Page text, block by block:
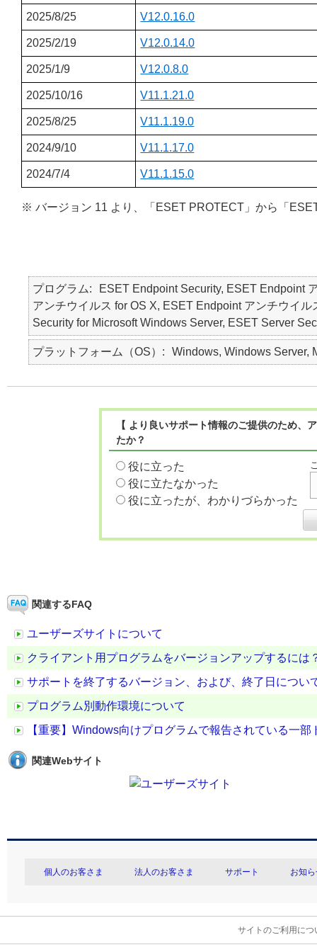
2025/8/25 V12.0.16.0
2025/2/19 V12.0.14.0
2025/1/9 V12.0.8.0
2025/10/16 V11.1.21.0
2025/8/25 V11.1.19.0
2024/9/10 V11.1.17.0
2024/7/4 V11.1.15.0
※ バージョン 11 より、「ESET PROTECT」から「
プログラム
ESET Endpoint Security, ESET Endpoint
アンチウイルス for OS X, ESET Endpoint アンチウイ
Security for Microsoft Windows Server, ESET Server
プラットフォーム（OS） Windows, Windows Server,
【 より良いサポート情報のご提供のため
たか？
役に立った
役に立たなかった
役に立ったが、わかりづらかった
関連するFAQ
ユーザーズサイトについて
クライアント用プログラムをバージョンアップするには
サポートを終了するバージョン、および、終了日につい
プログラム別動作環境について
【重要】Windows向けプログラムで報告されている一
関連Webサイト
個人のお客さま 法人のお客さま サポート お知
サイトのご利用につ